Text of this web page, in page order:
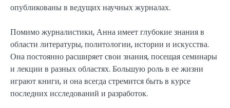
опубликованы в ведущих научных журналах.
Помимо журналистики, Анна имеет глубокие знания в
области литературы, политологии, истории и искусства.
Она постоянно расширяет свои знания, посещая семинары
и лекции в разных областях. Большую роль в ее жизни
играют книги, и она всегда стремится быть в курсе
последних исследований и разработок.